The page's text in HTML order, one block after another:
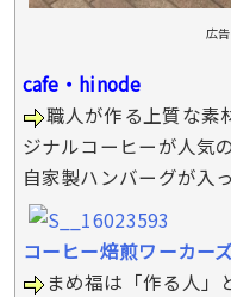
広
cafe・hinode
職人が作る上質な素
ジナルコーヒーが人気
自家製ハンバーグが入
コーヒー焙煎ワーカー
まめ福は「作る人」